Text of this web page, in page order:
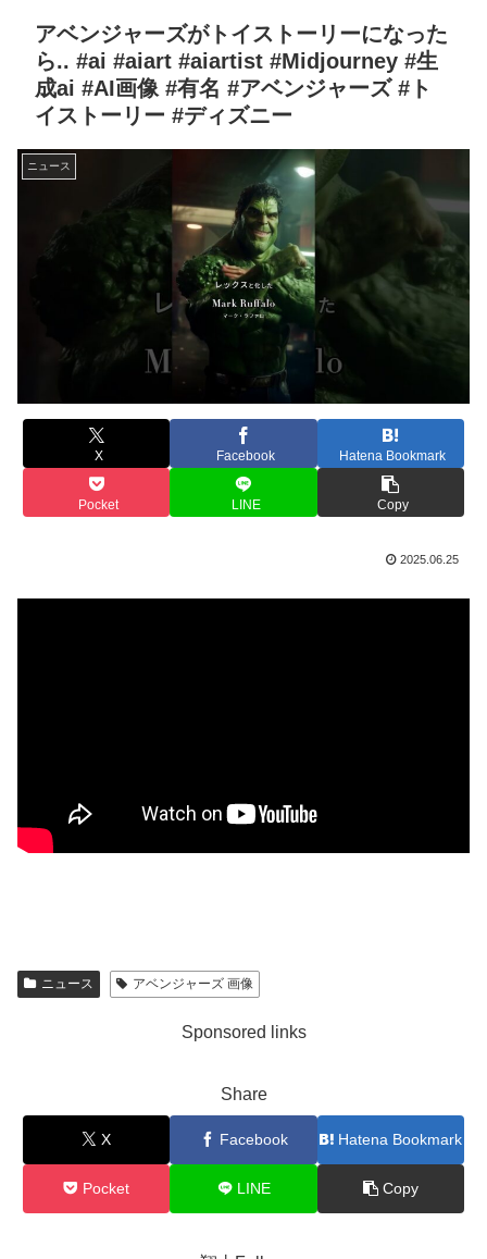
アベンジャーズがトイストーリーになった
ら.. #ai #aiart #aiartist #Midjourney #生
成ai #AI画像 #有名 #アベンジャーズ #ト
イストーリー #ディズニー
ニュース
X Facebook Hatena Bookmark
Pocket LINE Copy
2025.06.25
ニュース アベンジャーズ 画像
Sponsored links
Share
X Facebook Hatena Bookmark
Pocket LINE Copy